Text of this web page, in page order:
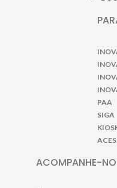
PAA
SIGA
ACOMPANHE-